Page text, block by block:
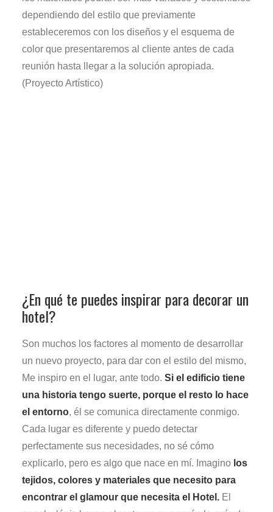
dependiendo del estilo que previamente
estableceremos con los diseños y el esquema de
color que presentaremos al cliente antes de cada
reunión hasta llegar a la solución apropiada.
(Proyecto Artístico)
¿En qué te puedes inspirar para decorar un
hotel?
Son muchos los factores al momento de desarrollar
un nuevo proyecto, para dar con el estilo del mismo,
Me inspiro en el lugar, ante todo. Si el edificio tiene
una historia tengo suerte, porque el resto lo hace
el entorno, él se comunica directamente conmigo.
Cada lugar es diferente y puedo detectar
perfectamente sus necesidades, no sé cómo
explicarlo, pero es algo que nace en mí. Imagino los
tejidos, colores y materiales que necesito para
encontrar el glamour que necesita el Hotel. El